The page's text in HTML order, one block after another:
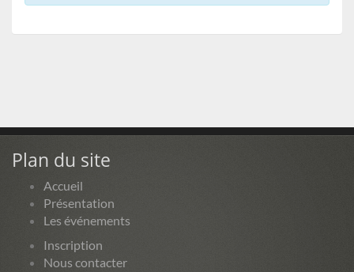
Plan du site
Accueil
Présentation
Les événements
Inscription
Nous contacter